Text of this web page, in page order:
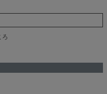
ろ